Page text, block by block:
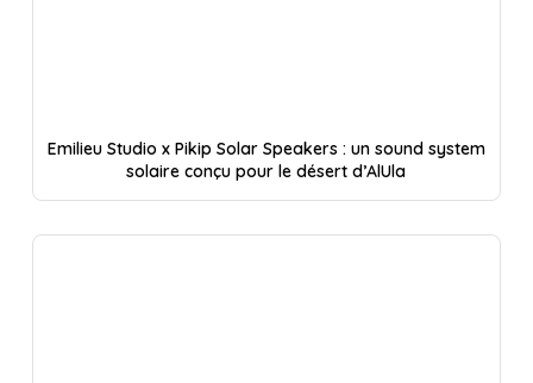
Emilieu Studio x Pikip Solar Speakers : un sound system
solaire conçu pour le désert d’AlUla